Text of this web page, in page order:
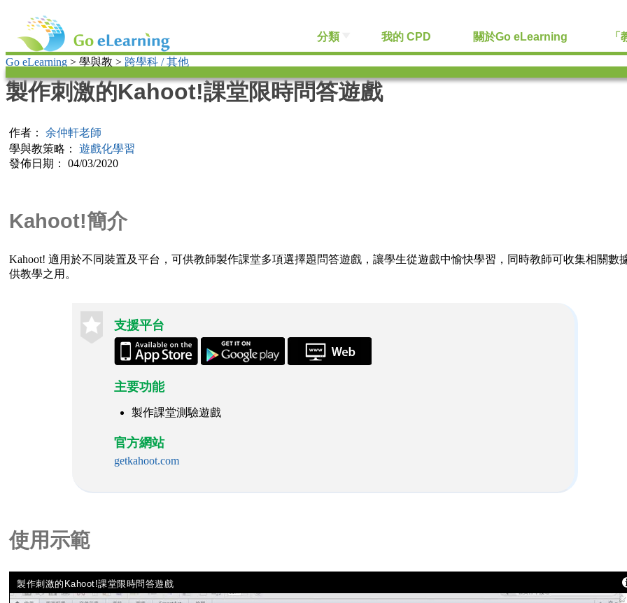
分類 我的 CPD 關於Go eLearning
Go eLearning > 學與教 > 跨學科 / 其他
製作刺激的Kahoot!課堂限時問答遊戲
作者： 余仲軒老師
學與教策略： 遊戲化學習
發佈日期： 04/03/2020
Kahoot!簡介
Kahoot! 適用於不同裝置及平台，可供教師製作課堂多項選擇題問答遊戲，讓學生從遊戲中愉快學習，同時教師可收集相關數
供教學之用。
支援平台
主要功能
製作課堂測驗遊戲
官方網站
getkahoot.com
使用示範